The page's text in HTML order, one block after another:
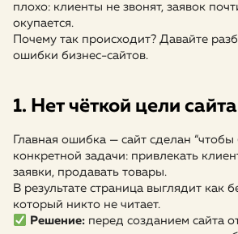
плохо: клиенты не звонят, заявок
окупается.
Почему так происходит? Давайте
ошибки бизнес-сайтов.
1. Нет чёткой цели сайта
Главная ошибка — сайт сделан “чтобы
конкретной задачи: привлекать
заявки, продавать товары.
В результате страница выглядит как
который никто не читает.
Решение: перед созданием сайта